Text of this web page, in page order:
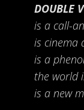
DOUBLE
is a call-
is cinema
is a
the world
is a new